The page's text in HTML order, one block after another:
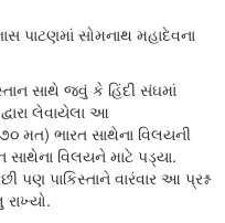
પાટણમાં સોમનાથ મહાદેવના
સાથે જવું કે હિંદી સંઘમાં
લેવાયેલા આ
મત) ભારત સાથેના વિલયની
સાથેના વિલયને માટે પડ્યા.
પણ પાકિસ્તાને વારંવાર આ પ્રશ્ન